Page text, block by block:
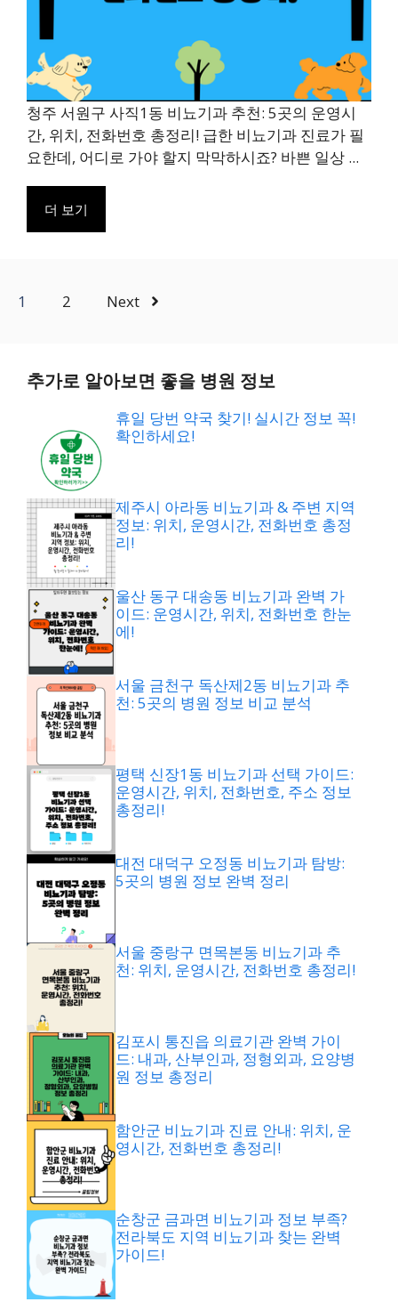
청주 서원구 사직1동 비뇨기과 추천: 5곳의 운영시
간, 위치, 전화번호 총정리! 급한 비뇨기과 진료가 필
요한데, 어디로 가야 할지 막막하시죠? 바쁜 일상 ...
더 보기
1 2 Next
추가로 알아보면 좋을 병원 정보
휴일 당번 약국 찾기! 실시간 정보 꼭!
확인하세요!
제주시 아라동 비뇨기과 & 주변 지역
정보: 위치, 운영시간, 전화번호 총정
리!
울산 동구 대송동 비뇨기과 완벽 가
이드: 운영시간, 위치, 전화번호 한눈
에!
서울 금천구 독산제2동 비뇨기과 추
천: 5곳의 병원 정보 비교 분석
평택 신장1동 비뇨기과 선택 가이드:
운영시간, 위치, 전화번호, 주소 정보
총정리!
대전 대덕구 오정동 비뇨기과 탐방:
5곳의 병원 정보 완벽 정리
서울 중랑구 면목본동 비뇨기과 추
천: 위치, 운영시간, 전화번호 총정리!
김포시 통진읍 의료기관 완벽 가이
드: 내과, 산부인과, 정형외과, 요양병
원 정보 총정리
함안군 비뇨기과 진료 안내: 위치, 운
영시간, 전화번호 총정리!
순창군 금과면 비뇨기과 정보 부족?
전라북도 지역 비뇨기과 찾는 완벽
가이드!